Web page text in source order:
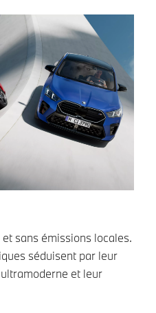
sans émissions locales.
séduisent par leur
et leur